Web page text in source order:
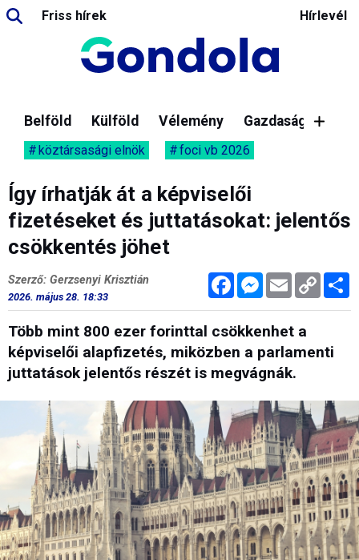
Friss hírek Hírlevél
Belföld Külföld Vélemény Gazdaság
köztársasági elnök foci vb 2026
Így írhatják át a képviselői
fizetéseket és juttatásokat: jelentős
csökkentés jöhet
FacebookMessenger
Email Copy
Link
Szerző: Gerzsenyi Krisztián
2026. május 28. 18:33
Több mint 800 ezer forinttal csökkenhet a
képviselői alapfizetés, miközben a parlamenti
juttatások jelentős részét is megvágnák.